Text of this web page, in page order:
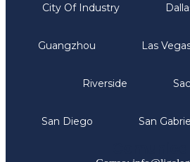
City Of Industry
Guangzhou Las
Riverside
San Diego San